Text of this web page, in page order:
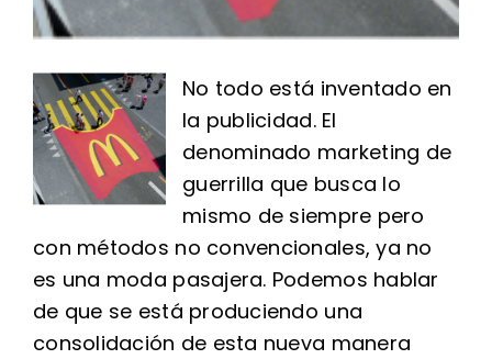
No todo está inventado en
la publicidad. El
denominado marketing de
guerrilla que busca lo
mismo de siempre pero
con métodos no convencionales, ya no
es una moda pasajera. Podemos hablar
de que se está produciendo una
consolidación de esta nueva manera